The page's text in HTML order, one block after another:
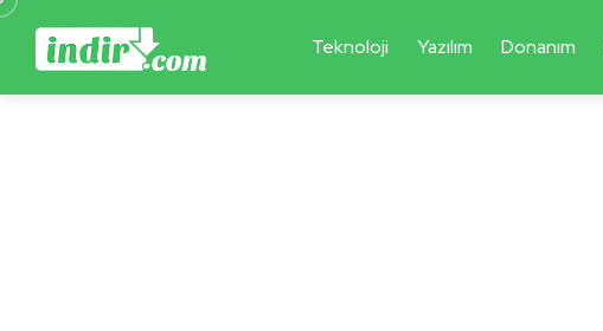
Teknoloji Yazılım Donanım